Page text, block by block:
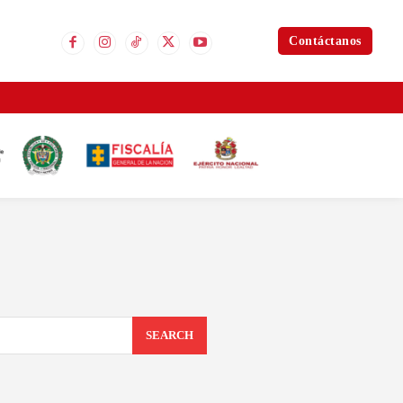
Contáctanos
SEARCH